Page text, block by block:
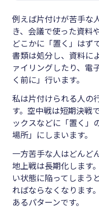
例えば片付けが苦手な
き、会議で使った資料
どこかに「置く」はず
書類は処分し、資料に
ァイリングしたり、電
く前に」行います。
私は片付けられる人の
す。空中戦は短期決戦
ックスなどに「置く」
場所」にしまいます。
一方苦手な人はどんど
地上戦は長期化します
い状態に陥ってしまう
ればならなくなります
あるパターンです。